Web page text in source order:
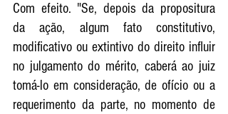
Com efeito. "Se, depois da propositura
da ação, algum fato constitutivo,
modificativo ou extintivo do direito influir
no julgamento do mérito, caberá ao juiz
tomá-lo em consideração, de ofício ou a
requerimento da parte, no momento de